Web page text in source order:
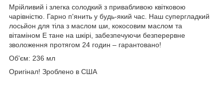
Мрійливий і злегка солодкий з привабливою квітковою
чарівністю. Гарно п'янить у будь-який час. Наш супергладкий
лосьйон для тіла з маслом ши, кокосовим маслом та
вітаміном Е тане на шкірі, забезпечуючи безперервне
зволоження протягом 24 годин – гарантовано!
Об'єм: 236 мл
Оригінал! Зроблено в США